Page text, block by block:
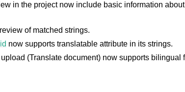
in the project now include basic information
of matched strings.
now supports translatable attribute in its strings.
(Translate document) now supports bilingual